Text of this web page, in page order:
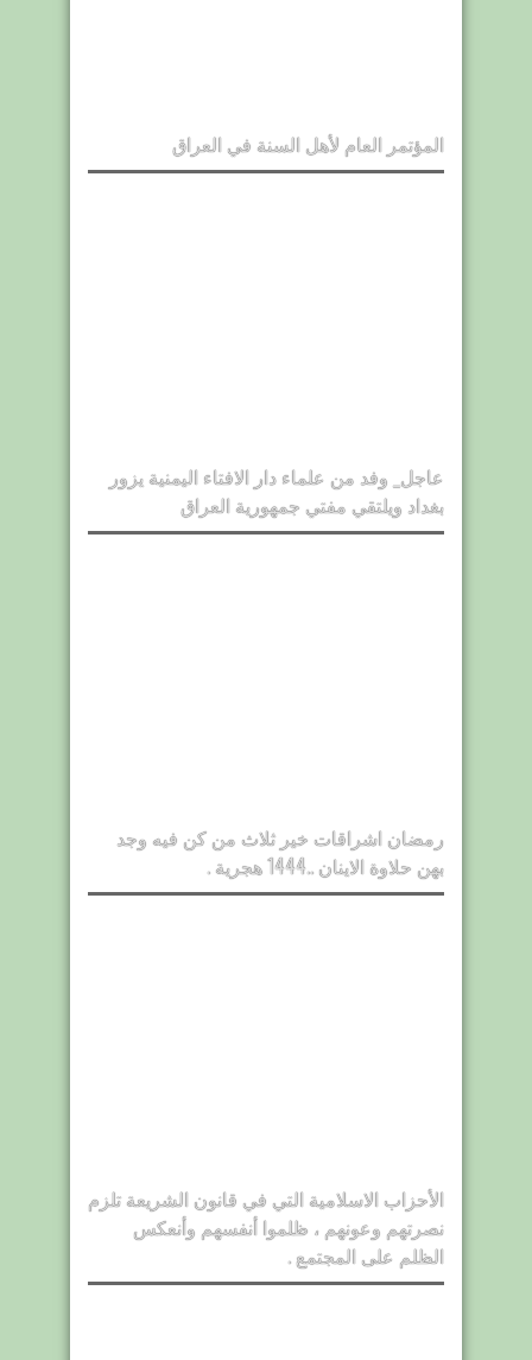
المؤتمر العام لأهل السنة في العراق
عاجل_ وفد من علماء دار الافتاء اليمنية يزور
بغداد ويلتقي مفتي جمهورية العراق
رمضان اشراقات خير ثلاث من كن فيه وجد
بهن حلاوة الاينان ..1444 هجرية .
الأحزاب الاسلامية التي في قانون الشريعة تلزم
نصرتهم وعونهم ، ظلموا أنفسهم وأنعكس
الظلم على المجتمع .